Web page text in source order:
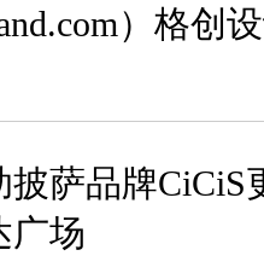
）格创
披萨品牌
广场